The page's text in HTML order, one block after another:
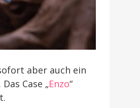
aber auch ein
Case „Enzo“